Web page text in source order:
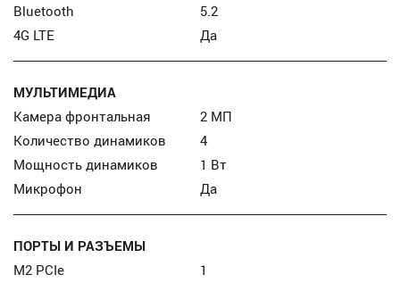
Bluetooth
5.2
4G LTE
Да
МУЛЬТИМЕДИА
Камера фронтальная
2 МП
Количество динамиков
4
Мощность динамиков
1 Вт
Микрофон
Да
ПОРТЫ И РАЗЪЕМЫ
M2 PCIe
1